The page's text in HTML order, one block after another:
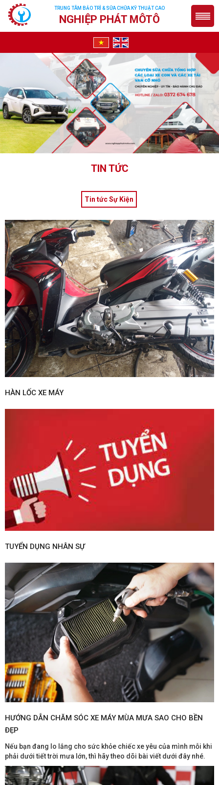
TRUNG TÂM BẢO TRÌ & SỮA CHỮA KỸ THUẬT CAO
NGHIỆP PHÁT MÔTÔ
TIN TỨC
Tin tức Sự Kiện
HÀN LỐC XE MÁY
TUYỂN DỤNG NHÂN SỰ
HƯỚNG DẪN CHĂM SÓC XE MÁY MÙA MƯA SAO CHO BỀN
ĐẸP
Nếu bạn đang lo lắng cho sức khỏe chiếc xe yêu của mình mỗi khi
phải dưới tiết trời mưa lớn, thì hãy theo dõi bài viết dưới đây nhé.